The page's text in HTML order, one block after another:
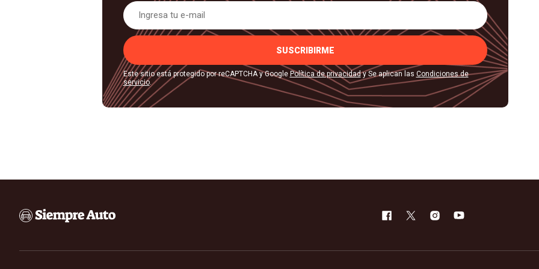
SUSCRIBIRME
Este sitio está protegido por reCAPTCHA y Google Política de privacidady Se aplican las Condiciones de
servicio.